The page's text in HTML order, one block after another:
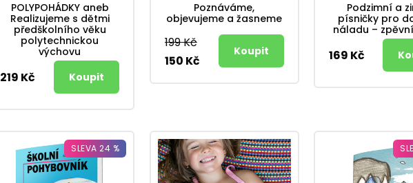
POLYPOHÁDKY aneb
Realizujeme s dětmi
předškolního věku
polytechnickou
výchovu
219 Kč
Poznáváme,
objevujeme a žasneme
199 Kč
150 Kč
Podzimní a
písničky pro
náladu –
169 Kč
SLEVA 24 %